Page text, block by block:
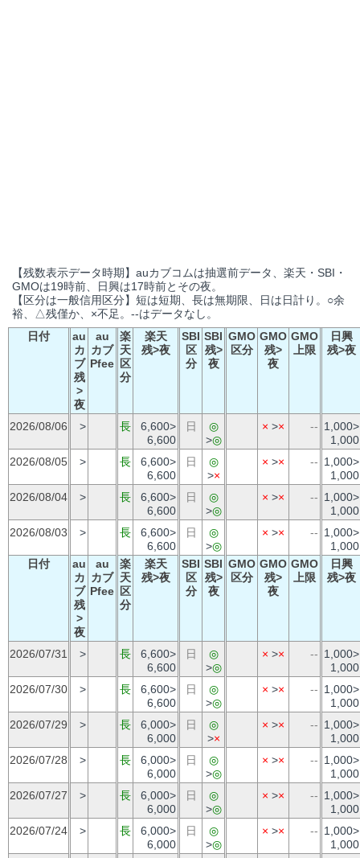
【残数表示データ時期】auカブコムは抽選前データ、楽天・SBI・
GMOは19時前、日興は17時前とその夜。
【区分は一般信用区分】短は短期、長は無期限、日は日計り。○余
裕、△残僅か、×不足。--はデータなし。
日付
au
カ
ブ
残
>
夜
au
カブ
Pfee
楽
天
区
分
楽天
残>夜
SBI
区
分
SBI
残>
夜
GMO
区分
GMO
残>
夜
GMO
上限
日興
残>夜
2026/08/06 > 長
6,600>
6,600
日
◎
>◎
× >× -- 1,000>
1,000
2026/08/05
> 長
6,600>
6,600
日
◎
>×
× >× -- 1,000>
1,000
2026/08/04
> 長
6,600>
6,600
日
◎
>◎
× >× -- 1,000>
1,000
2026/08/03
> 長
6,600>
6,600
日
◎
>◎
× >× -- 1,000>
1,000
日付
au
カ
ブ
残
>
夜
au
カブ
Pfee
楽
天
区
分
楽天
残>夜
SBI
区
分
SBI
残>
夜
GMO
区分
GMO
残>
夜
GMO
上限
日興
残>夜
2026/07/31 > 長
6,600>
6,600
日
◎
>◎
× >× -- 1,000>
1,000
2026/07/30
> 長
6,600>
6,600
日
◎
>◎
× >× -- 1,000>
1,000
2026/07/29
> 長
6,000>
6,000
日
◎
>×
× >× -- 1,000>
1,000
2026/07/28
> 長
6,000>
6,000
日
◎
>◎
× >× -- 1,000>
1,000
2026/07/27
> 長
6,000>
6,000
日
◎
>◎
× >× -- 1,000>
1,000
2026/07/24
> 長
6,000>
6,000
日
◎
>◎
× >× -- 1,000>
1,000